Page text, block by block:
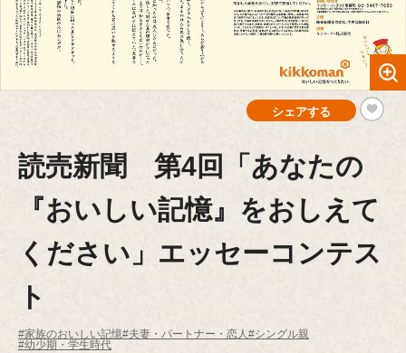
シェアする
読売新聞 第4回「あなたの
『おいしい記憶』をおしえて
ください」エッセーコンテス
ト
#家族のおいしい記憶#夫妻・パートナー・恋人#シングル親
#幼少期・学生時代